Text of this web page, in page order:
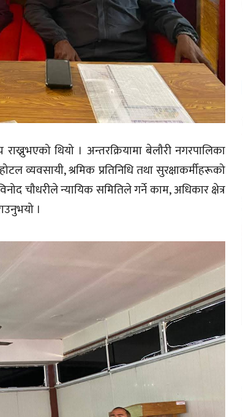
थियो । अन्तरक्रियामा बेलौरी नगरपालिका
व्यवसायी, श्रमिक प्रतिनिधि तथा सुरक्षाकर्मीहरूको
चौधरीले न्यायिक समितिले गर्ने काम, अधिकार क्षेत्र
।